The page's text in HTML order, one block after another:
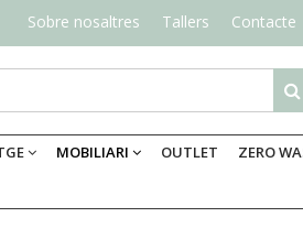
Sobre nosaltres Tallers Contacte
MOBILIARI OUTLET
ZERO